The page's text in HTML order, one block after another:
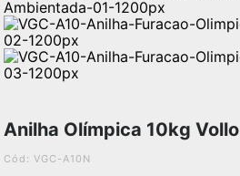
Anilha Olímpica 10kg Vollo
: VGC-A10N